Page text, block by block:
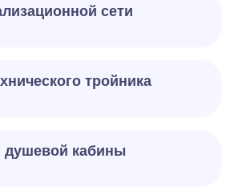
сети
тройника
душевой кабины